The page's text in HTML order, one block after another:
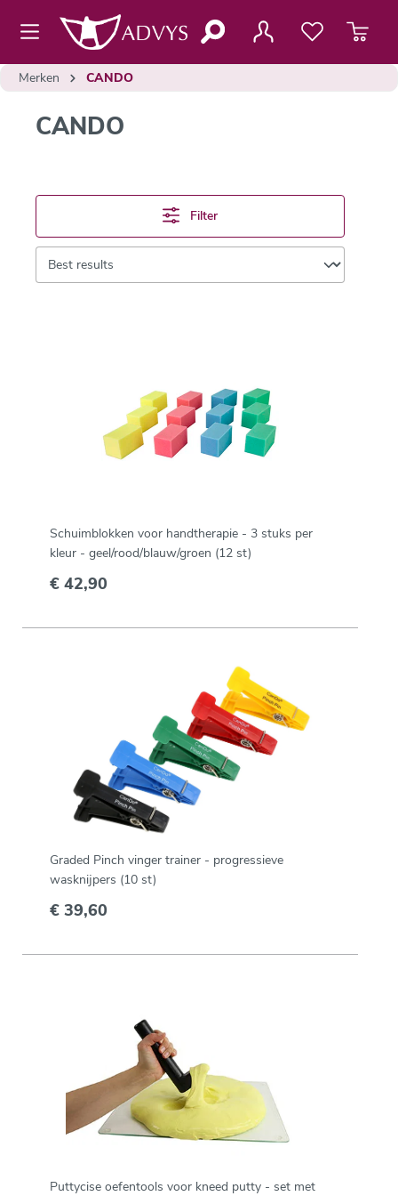
hoofdinhoud
Merken CANDO
CANDO
Filter
Schuimblokken voor handtherapie - 3 stuks per
kleur - geel/rood/blauw/groen (12 st)
€ 42,90
Graded Pinch vinger trainer - progressieve
wasknijpers (10 st)
€ 39,60
Puttycise oefentools voor kneed putty - set met